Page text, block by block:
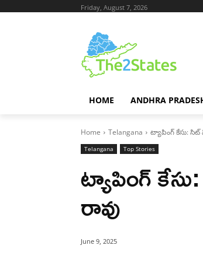
Friday, August 7, 2026
HOME ANDHRA
Home Telangana ట్యాపింగ్ కేసు:
Telangana Top Stories
ట్యాపింగ్
రావు
June 9, 2025